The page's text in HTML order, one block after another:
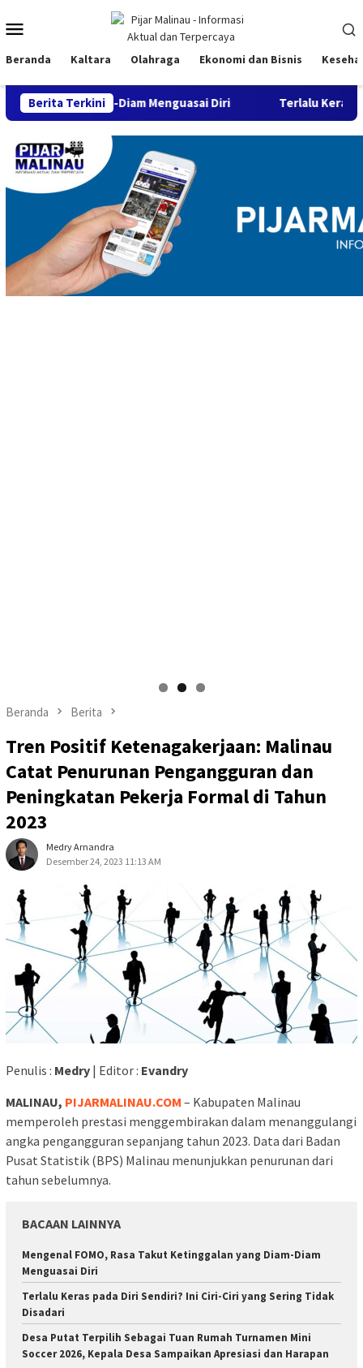
ke
Mobile
Beranda Kaltara Olahraga Ekonomi dan Bisnis
Berita Terkini
Diam Menguasai Diri Terlalu Keras pada Diri
Beranda Berita
Tren Positif Ketenagakerjaan: Malinau
Catat Penurunan Pengangguran dan
Peningkatan Pekerja Formal di Tahun
2023
Medry Arnandra
Desember 24, 2023 11:13 AM
Penulis : Medry | Editor : Evandry
MALINAU, PIJARMALINAU.COM – Kabupaten Malinau
memperoleh prestasi menggembirakan dalam menanggulangi
angka pengangguran sepanjang tahun 2023. Data dari Badan
Pusat Statistik (BPS) Malinau menunjukkan penurunan dari
tahun sebelumnya.
BACAAN LAINNYA
Mengenal FOMO, Rasa Takut Ketinggalan yang Diam-Diam
Menguasai Diri
Terlalu Keras pada Diri Sendiri? Ini Ciri-Ciri yang Sering Tidak
Disadari
Desa Putat Terpilih Sebagai Tuan Rumah Turnamen Mini
Soccer 2026, Kepala Desa Sampaikan Apresiasi dan Harapan